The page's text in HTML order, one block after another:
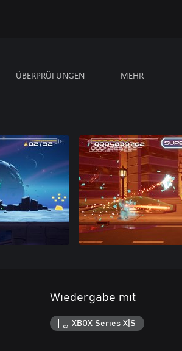
ÜBERPRÜFUNGEN MEHR
Wiedergabe mit
XBOX Series X|S